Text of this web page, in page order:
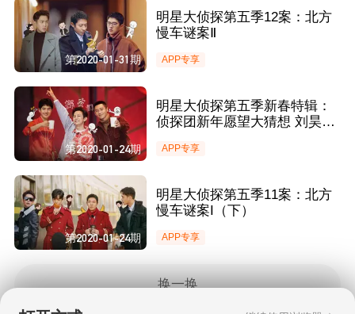
第2020-01-31期
明星大侦探第五季12案：北方
慢车谜案Ⅱ
APP专享
第2020-01-24期
明星大侦探第五季新春特辑：
侦探团新年愿望大猜想 刘昊然
APP专享
第2020-01-24期
明星大侦探第五季11案：北方
慢车谜案I（下）
APP专享
换一换